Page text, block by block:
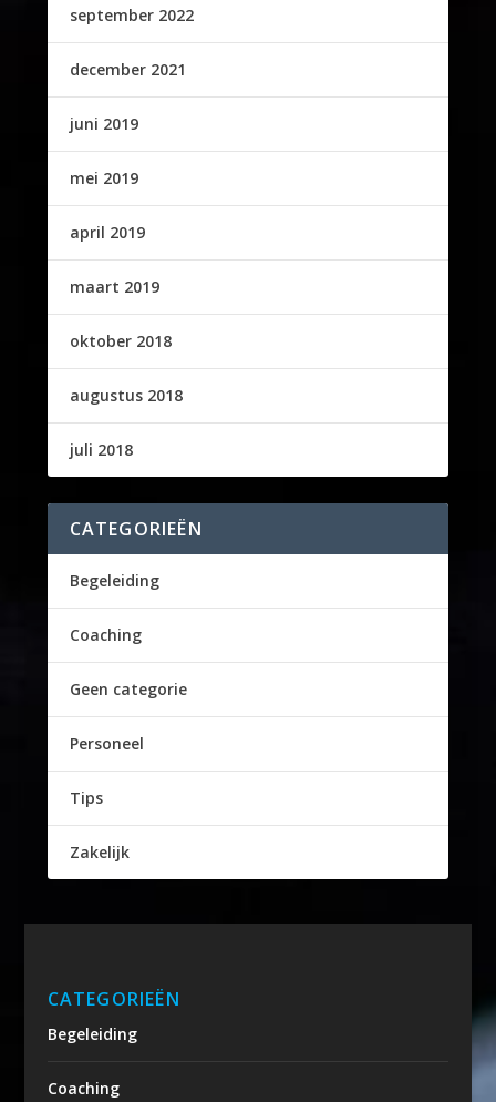
september 2022
december 2021
juni 2019
mei 2019
april 2019
maart 2019
oktober 2018
augustus 2018
juli 2018
CATEGORIEËN
Begeleiding
Coaching
Geen categorie
Personeel
Tips
Zakelijk
CATEGORIEËN
Begeleiding
Coaching